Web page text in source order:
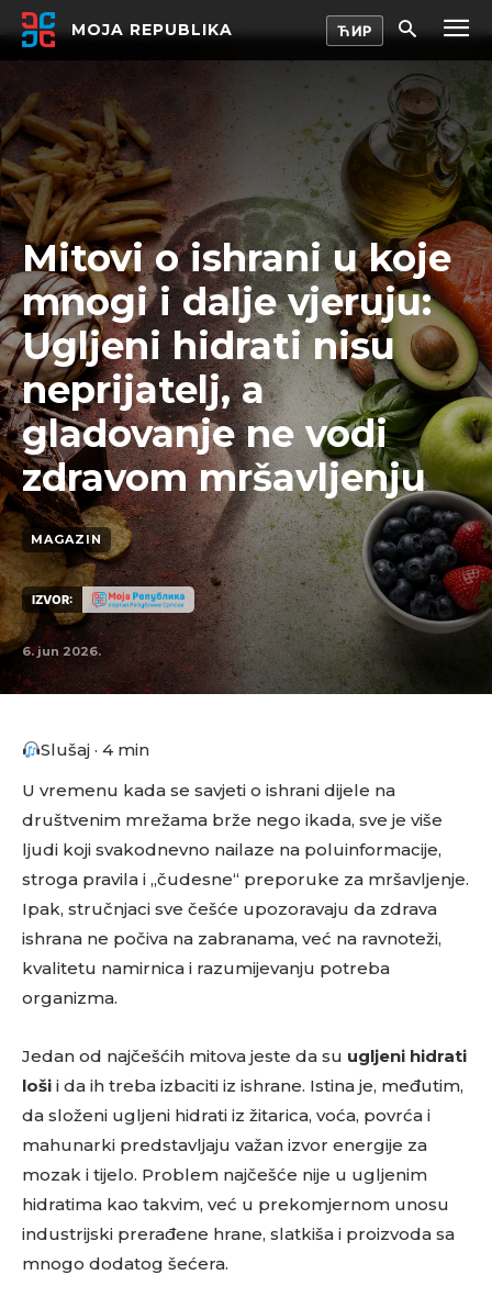
MOJA REPUBLIKA
Mitovi o ishrani u koje
mnogi i dalje vjeruju:
Ugljeni hidrati nisu
neprijatelj, a
gladovanje ne vodi
zdravom mršavljenju
MAGAZIN
IZVOR:
6. jun 2026.
Slušaj · 4 min
U vremenu kada se savjeti o ishrani dijele na
društvenim mrežama brže nego ikada, sve je više
ljudi koji svakodnevno nailaze na poluinformacije,
stroga pravila i „čudesne“ preporuke za mršavljenje.
Ipak, stručnjaci sve češće upozoravaju da zdrava
ishrana ne počiva na zabranama, već na ravnoteži,
kvalitetu namirnica i razumijevanju potreba
organizma.
Jedan od najčešćih mitova jeste da su ugljeni hidrati
loši i da ih treba izbaciti iz ishrane. Istina je, međutim,
da složeni ugljeni hidrati iz žitarica, voća, povrća i
mahunarki predstavljaju važan izvor energije za
mozak i tijelo. Problem najčešće nije u ugljenim
hidratima kao takvim, već u prekomjernom unosu
industrijski prerađene hrane, slatkiša i proizvoda sa
mnogo dodatog šećera.